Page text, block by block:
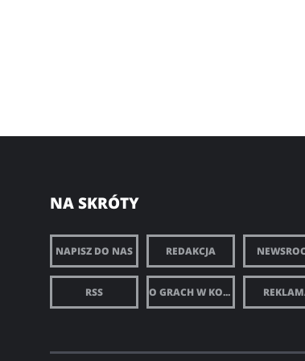
NA SKRÓTY
NAPISZ DO NAS REDAKCJA
RSS O GRACH W KOMÓRCE